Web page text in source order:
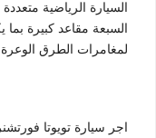
السيارة الرياضية
السبعة مقاعد كبيرة
لمغامرات الطرق
اجر سيارة تويوتا